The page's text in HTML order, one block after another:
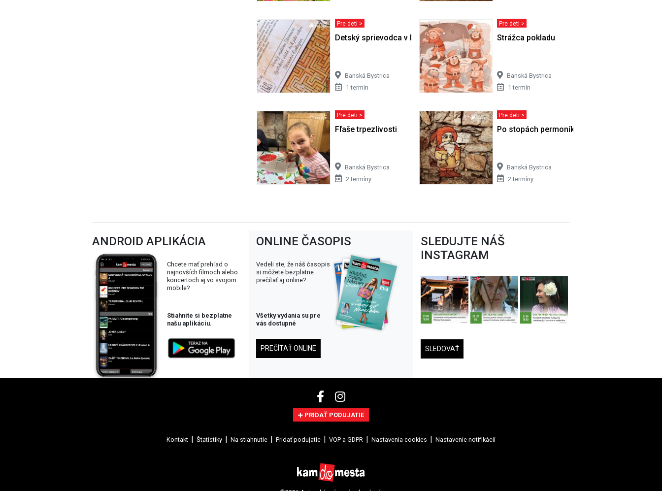
Pre deti >
Detský sprievodca v Matejovom dome
Banská Bystrica
1 termín
Pre deti >
Strážca pokladu
Banská Bystrica
1 termín
Pre deti >
Fľaše trpezlivosti
Banská Bystrica
2 termíny
Pre deti >
Po stopách permoníkov
Banská Bystrica
2 termíny
ANDROID APLIKÁCIA
Chcete mať prehľad o
najnovších filmoch alebo
koncertoch aj vo svojom
mobile?
Stiahnite si bezplatne
našu aplikáciu.
ONLINE ČASOPIS
Vedeli ste, že náš časopis
si môžete bezplatne
prečítať aj online?
Všetky vydania su pre
vás dostupné
PREČÍTAŤ ONLINE
SLEDUJTE NÁŠ
INSTAGRAM
SLEDOVAŤ
PRIDAŤ PODUJATIE
Kontakt Štatistiky Na stiahnutie Pridať podujatie VOP a GDPR Nastavenia cookies Nastavenie notifikácií